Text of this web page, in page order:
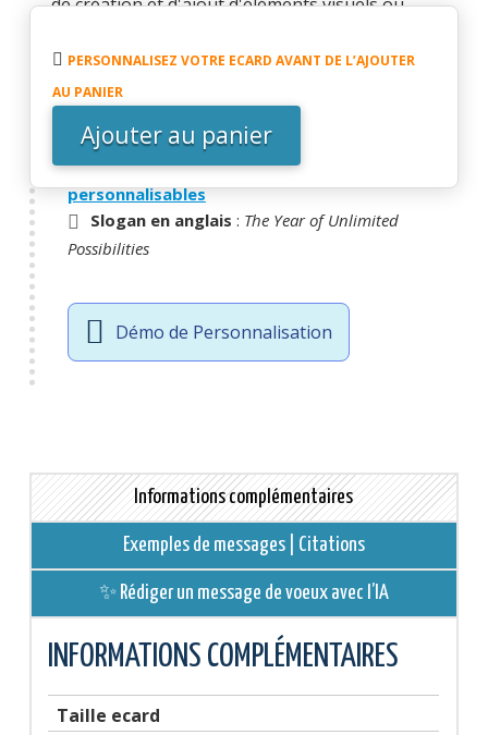
(Voir la vidéo de démonstration ci-dessous)
de
Bannière
LINKEDIN
Le
champ
des
PERSONNALISEZ VOTRE ECARD AVANT DE L’AJOUTER
AU PANIER
Ajouter au panier
Thématique: |- UGS :EBIN28
Catégorie :Bannières LinkedIN
personnalisables
Slogan en anglais : The Year of Unlimited
Possibilities
Démo de Personnalisation
Informations complémentaires
Exemples de messages | Citations
✨ Rédiger un message de voeux avec l’IA
INFORMATIONS COMPLÉMENTAIRES
Taille ecard